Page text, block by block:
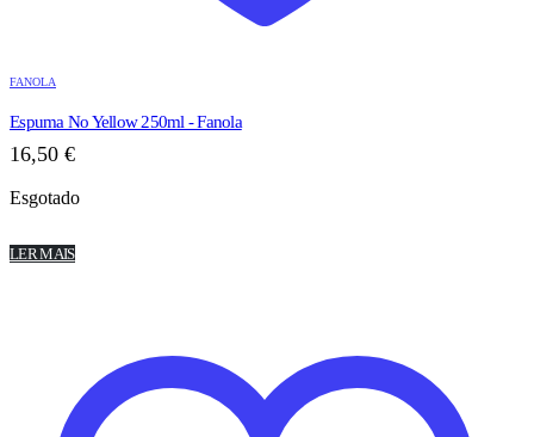
FANOLA
Espuma No Yellow 250ml - Fanola
16,50 €
Esgotado
LER MAIS